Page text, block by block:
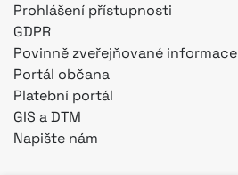
Prohlášení přístupnosti
GDPR
Povinně zveřejňované informace
Portál občana
Platební portál
GIS a DTM
Napište nám